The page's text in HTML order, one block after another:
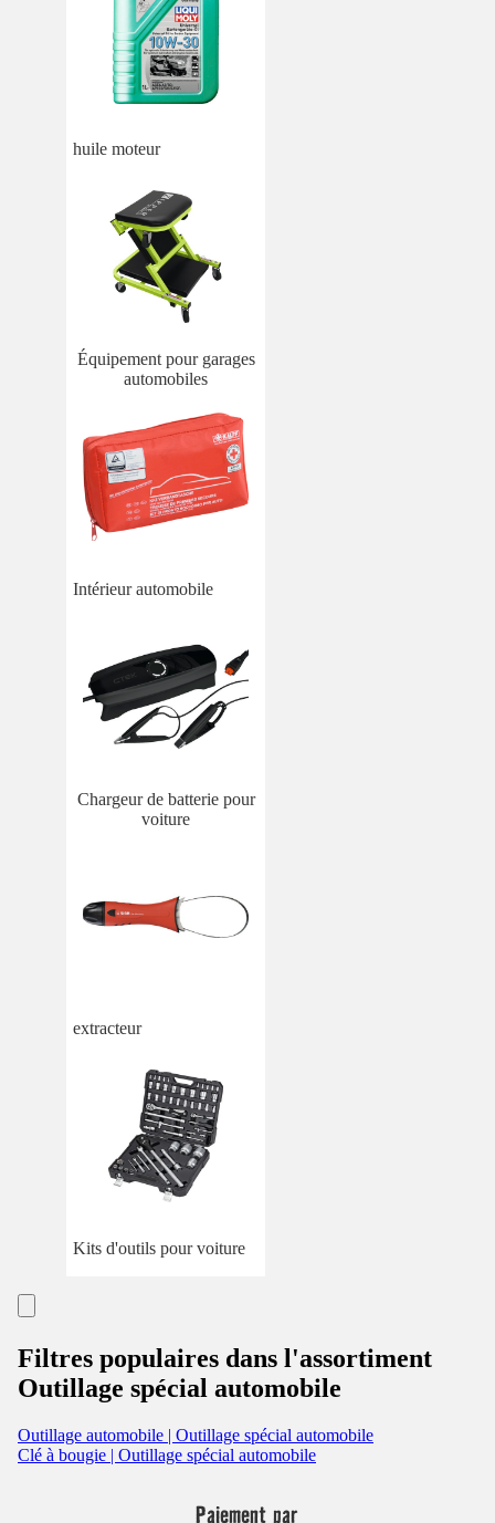
huile moteur
Équipement pour garages
automobiles
Intérieur automobile
Chargeur de batterie pour
voiture
extracteur
Kits d'outils pour voiture
Filtres populaires dans l'assortiment
Outillage spécial automobile
Outillage automobile | Outillage spécial automobile
Clé à bougie | Outillage spécial automobile
Paiement par